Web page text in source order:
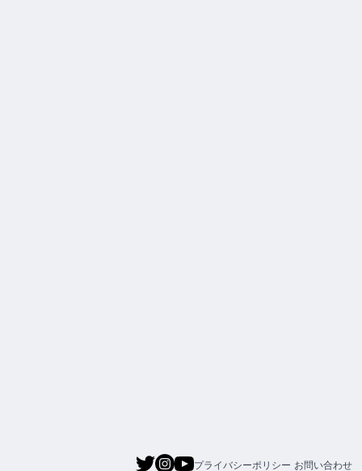
プライバシーポリシー お問い合わせ